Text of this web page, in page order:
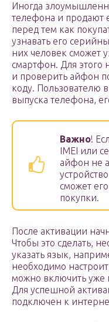
Иногда
телефона и продают
перед тем как
узнавать его
них человек сможет
смартфон. Для этого
и проверить айфон
коду. Пользователю
выпуска телефона,
Важно!
IMEI или
айфон не
сможет
покупки.
После активации
Чтобы это сделать,
указать язык,
необходимо
можно включить уже
Для успешной
подключен к